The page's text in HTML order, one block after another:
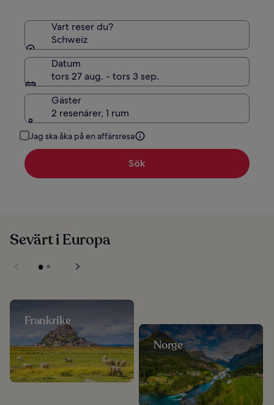
Vart reser du?
Schweiz
Datum
tors 27 aug. - tors 3 sep.
Gäster
2 resenärer, 1 rum
Jag ska åka på en affärsresa
Sök
Sevärt i Europa
Frankrike
Norge